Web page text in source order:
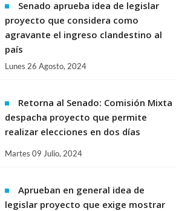
Senado aprueba idea de legislar
proyecto que considera como
agravante el ingreso clandestino al
país
Lunes 26 Agosto, 2024
Retorna al Senado: Comisión Mixta
despacha proyecto que permite
realizar elecciones en dos días
Martes 09 Julio, 2024
Aprueban en general idea de
legislar proyecto que exige mostrar